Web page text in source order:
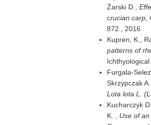
Żarski D.,
crucian carp,
872 , 2016
Kupren, K.,
patterns of
Furgala-
Skrzypczak
Lota lota L.
Kucharczyk
K. , Use of